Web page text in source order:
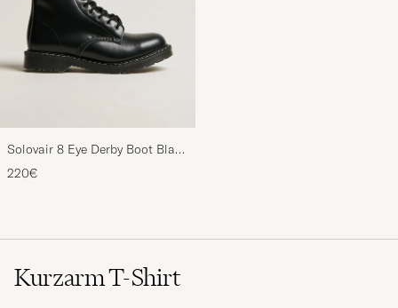
Solovair 8 Eye Derby Boot Black
Shine
220€
Kurzarm T-Shirt